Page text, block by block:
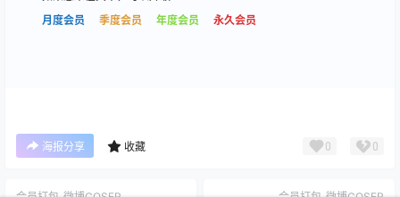
月度会员
季度会员 年度会员 永久会员
海报分享 收藏 0 0